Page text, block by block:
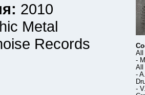
2010
Metal
Records
All
-
All
-
-